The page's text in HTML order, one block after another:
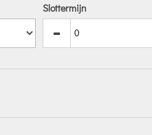
Slottermijn
-